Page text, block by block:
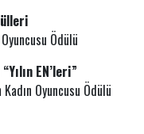
Ödülü
EN’leri”
Oyuncusu Ödülü